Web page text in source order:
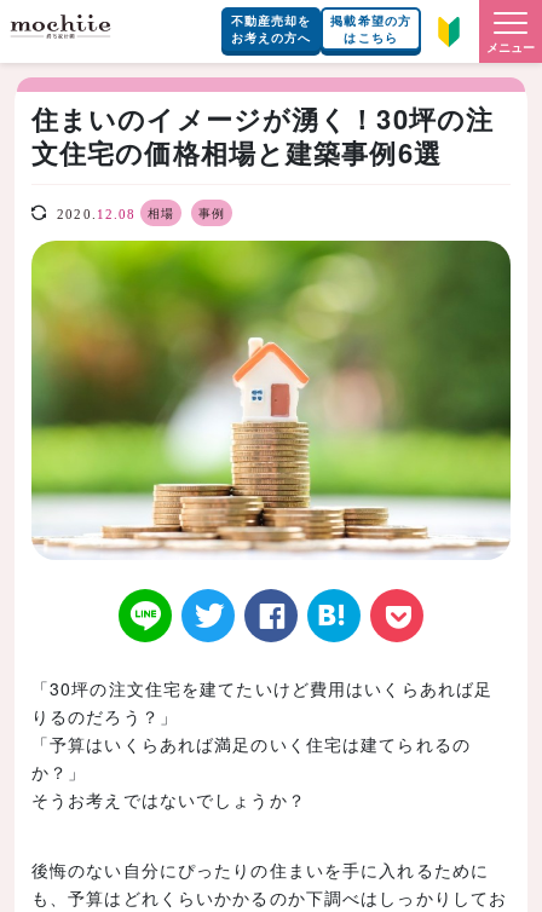
不動産売却を
お考えの方へ
掲載希望の方
はこちら
メニュー
住まいのイメージが湧く！30坪の注
文住宅の価格相場と建築事例6選
2020. 12.08 相場 事例
LINE
er book ックマー t
「30坪の注文住宅を建てたいけど費用はいくらあれば足
りるのだろう？」
「予算はいくらあれば満足のいく住宅は建てられるの
か？」
そうお考えではないでしょうか？
後悔のない自分にぴったりの住まいを手に入れるために
も、予算はどれくらいかかるのか下調べはしっかりしてお